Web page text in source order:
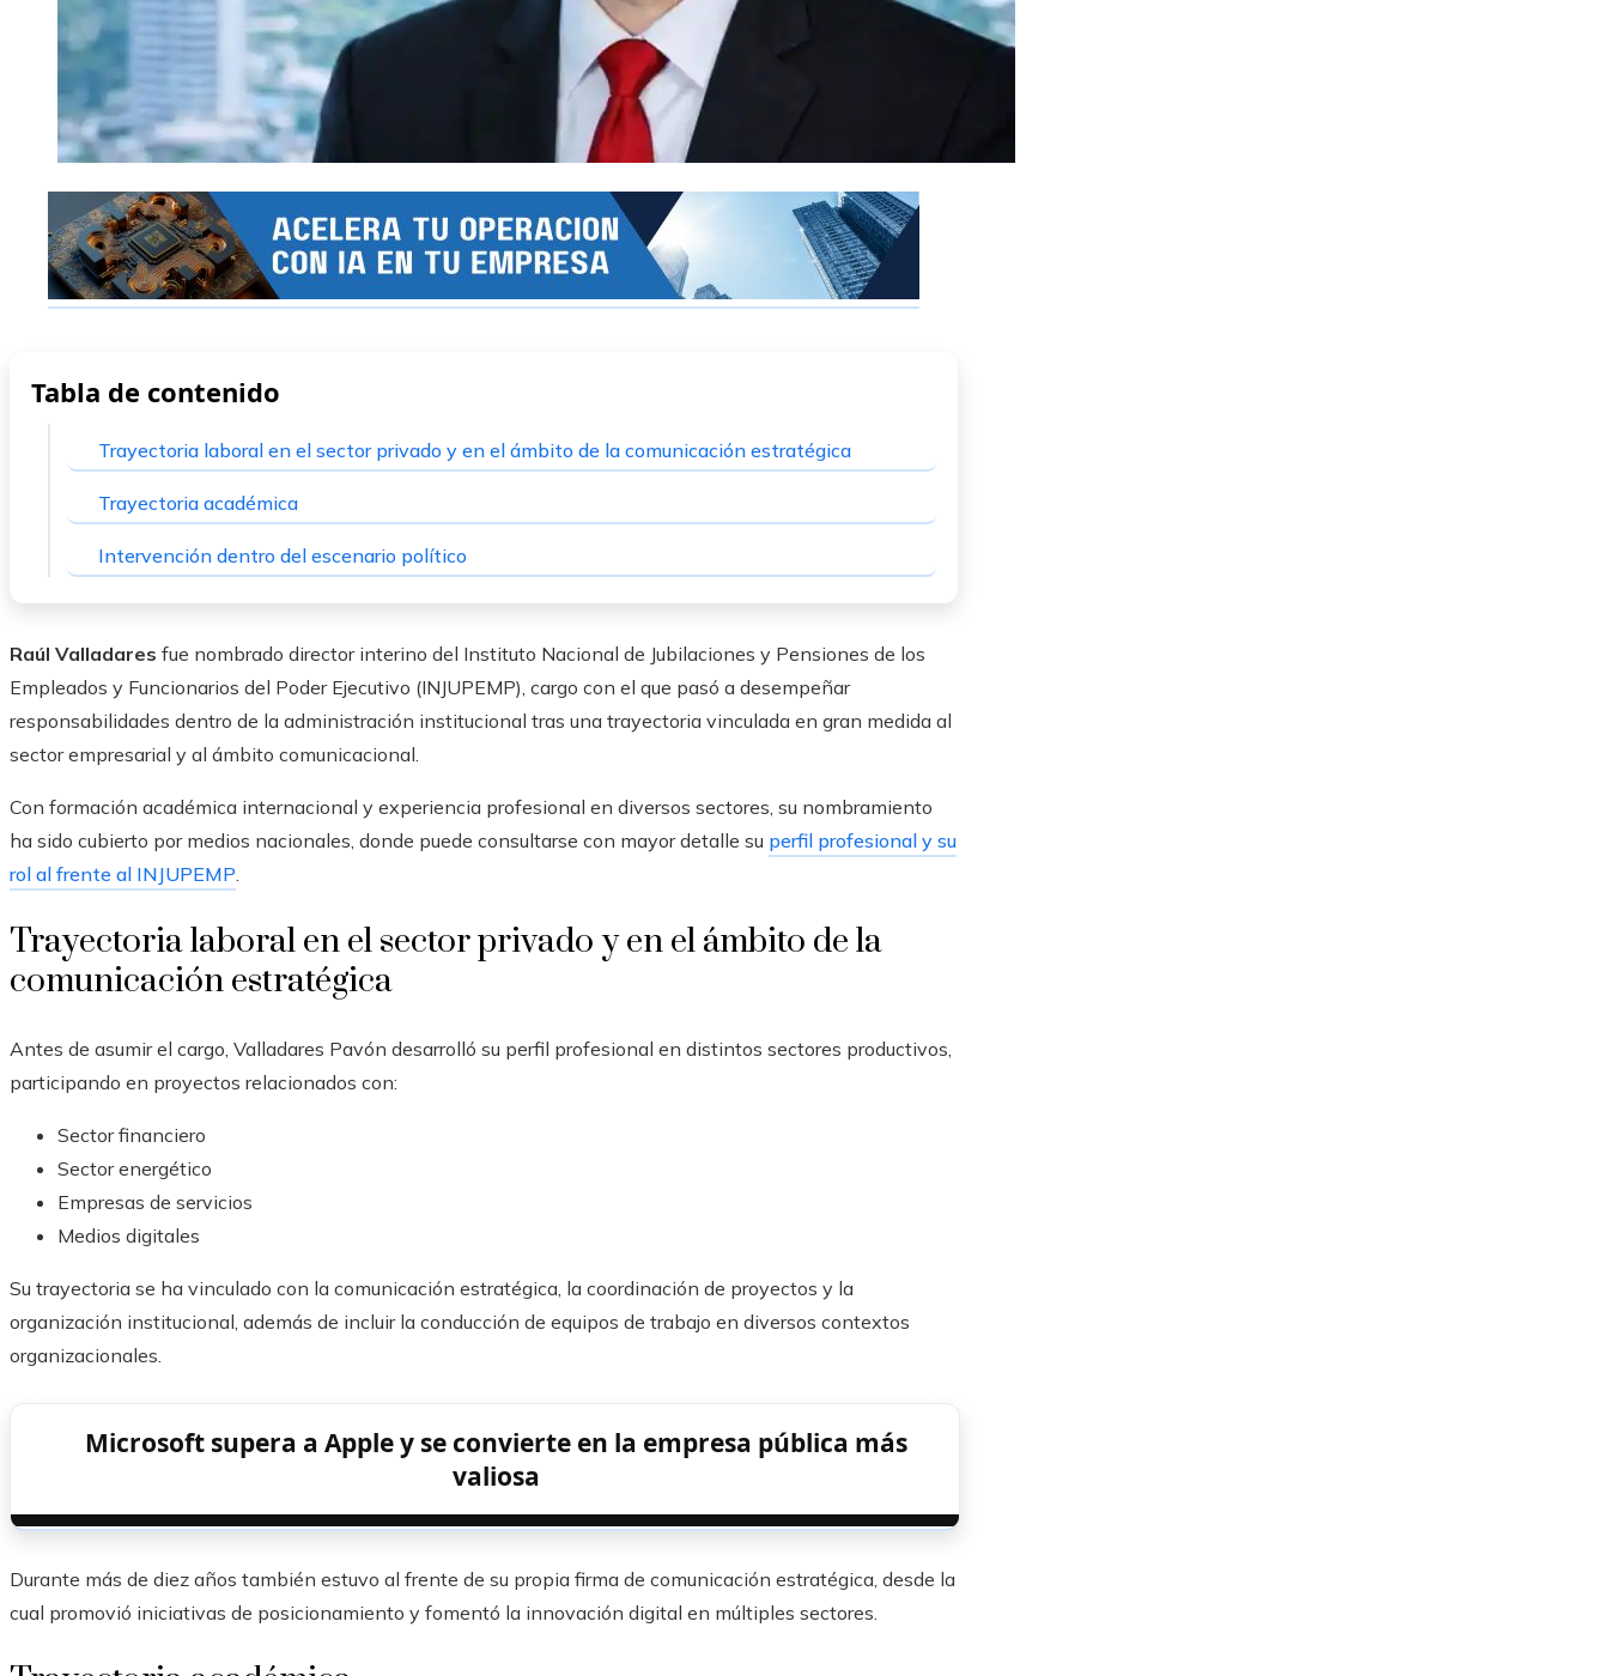
Tabla de contenido
Trayectoria laboral en el sector privado y en el ámbito de la comunicación estratégica
Trayectoria académica
Intervención dentro del escenario político
Raúl Valladares fue nombrado director interino del Instituto Nacional de Jubilaciones y Pensiones de los
Empleados y Funcionarios del Poder Ejecutivo (INJUPEMP), cargo con el que pasó a desempeñar
responsabilidades dentro de la administración institucional tras una trayectoria vinculada en gran medida al
sector empresarial y al ámbito comunicacional.
Con formación académica internacional y experiencia profesional en diversos sectores, su nombramiento
ha sido cubierto por medios nacionales, donde puede consultarse con mayor detalle su perfil profesional y su
rol al frente al INJUPEMP.
Trayectoria laboral en el sector privado y en el ámbito de la
comunicación estratégica
Antes de asumir el cargo, Valladares Pavón desarrolló su perfil profesional en distintos sectores productivos,
participando en proyectos relacionados con:
Sector financiero
Sector energético
Empresas de servicios
Medios digitales
Su trayectoria se ha vinculado con la comunicación estratégica, la coordinación de proyectos y la
organización institucional, además de incluir la conducción de equipos de trabajo en diversos contextos
organizacionales.
Microsoft supera a Apple y se convierte en la empresa pública más
valiosa
Durante más de diez años también estuvo al frente de su propia firma de comunicación estratégica, desde la
cual promovió iniciativas de posicionamiento y fomentó la innovación digital en múltiples sectores.